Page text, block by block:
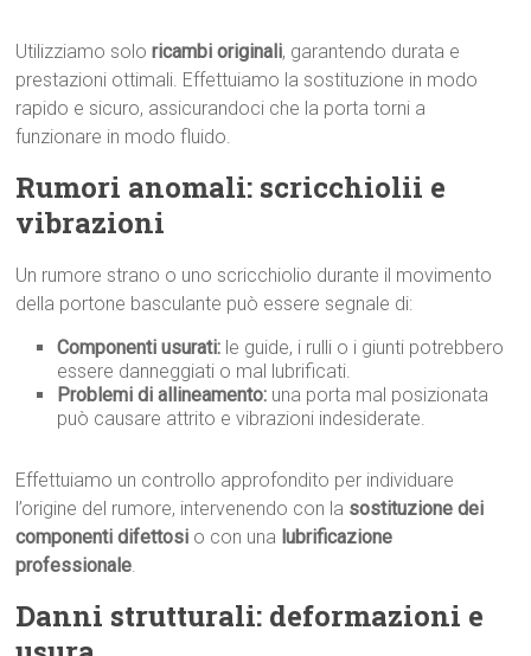
Utilizziamo soloricambi originali, garantendo durata e
prestazioni ottimali. Effettuiamo la sostituzione in modo
rapido e sicuro, assicurandoci che la porta torni a
funzionare in modo fluido.
Rumori anomali: scricchiolii e
vibrazioni
Un rumore strano o uno scricchiolio durante il movimento
della portone basculante può essere segnale di:
Componenti usurati: le guide, i rulli o i giunti potrebbero
essere danneggiati o mal lubrificati.
Problemi di allineamento: una porta mal posizionata
può causare attrito e vibrazioni indesiderate.
Effettuiamo un controllo approfondito per individuare
l’origine del rumore, intervenendo con la sostituzione dei
componenti difettosi o con una lubrificazione
professionale.
Danni strutturali: deformazioni e